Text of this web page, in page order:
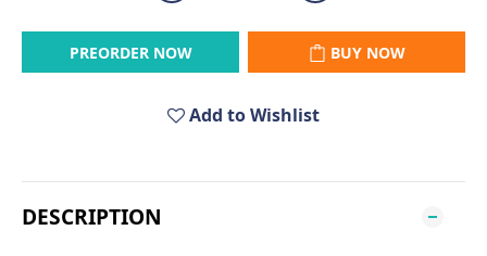
PREORDER NOW BUY NOW
Add to Wishlist
DESCRIPTION